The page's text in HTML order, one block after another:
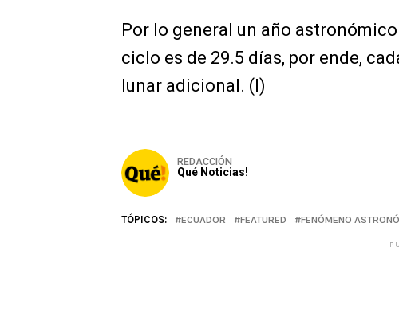
Por lo general un año
ciclo es de 29.5 días, por ende,
lunar adicional. (I)
REDACCIÓN
Qué Noticias!
TÓPICOS: ECUADOR FEATURED FENÓMENO